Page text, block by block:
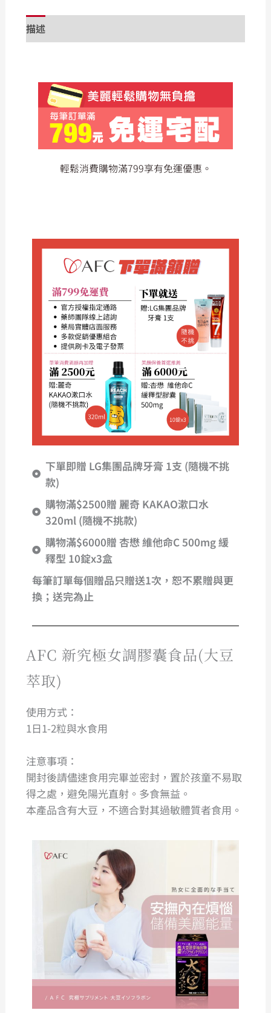
描述額外資訊
輕鬆消費購物滿799享有免運優惠。
下單即贈 LG集團品牌牙膏 1支 (隨機不挑
款)
購物滿$2500贈 麗奇 KAKAO漱口水
320ml (隨機不挑款)
購物滿$6000贈 杏懋 維他命C 500mg 緩
釋型 10錠x3盒
每筆訂單每個贈品只贈送1次，恕不累贈與更
換；送完為止
AFC 新究極女調膠囊食品(大豆
萃取)
使用方式：
1日1-2粒與水食用
注意事項：
開封後請儘速食用完畢並密封，置於孩童不易取
得之處，避免陽光直射。多食無益。
本產品含有大豆，不適合對其過敏體質者食用。